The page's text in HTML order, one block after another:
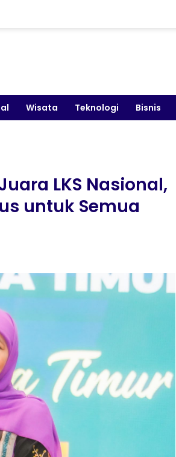
Wisata Teknologi Bisnis
LKS Nasional,
untuk Semua